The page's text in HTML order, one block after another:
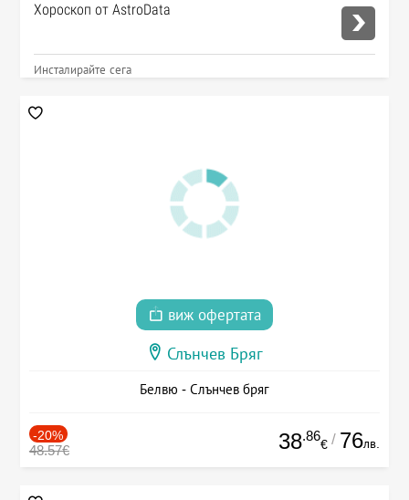
Хороскоп от AstroData
Инсталирайте сега
виж офертата
Слънчев Бряг
Белвю - Слънчев бряг
-20%
48.57€ 38.86
€ / 76лв.